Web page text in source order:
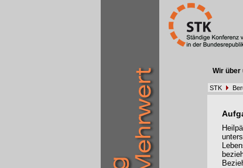
Wir über
STK